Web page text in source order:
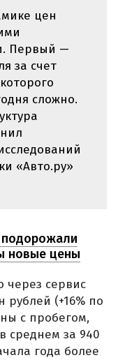
цен
Первый —
за счет
сложно.
«Авто.ру»
подорожали
новые цены
через сервис
рублей (+16% по
с пробегом,
среднем за 940
года более